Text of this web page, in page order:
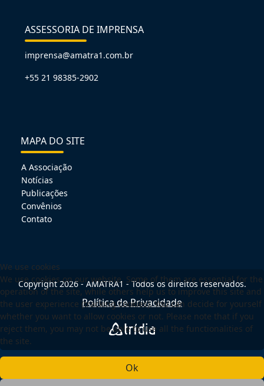
ASSESSORIA DE IMPRENSA
imprensa@amatra1.com.br
+55 21 98385-2902
MAPA DO SITE
A Associação
Notícias
Publicações
Convênios
Contato
Copyright 2026 - AMATRA1 - Todos os direitos reservados.
Política de Privacidade
We use cookies
We use cookies on our website. Some of them are essential for the
operation of the site, while others help us to improve this site and
the user experience (tracking cookies). You can decide for yourself
whether you want to allow cookies or not. Please note that if you
reject them, you may not be able to use all the functionalities of
the site.
Ok